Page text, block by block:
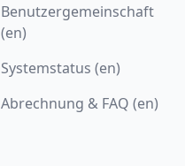
Benutzergemeinschaft
(en)
Systemstatus (en)
Abrechnung & FAQ (en)